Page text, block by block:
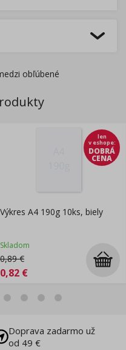
obľúbené
len
v eshope:
DOBRÁ
CENA
Výkres A4 190g 10ks, biely
Skladom
0,89€
0,82 €
Doprava zadarmo už
od 49 €